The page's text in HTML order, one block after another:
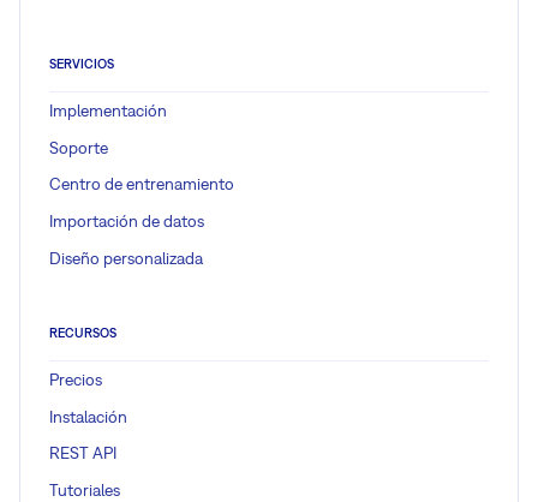
SERVICIOS
Implementación
Soporte
Centro de entrenamiento
Importación de datos
Diseño personalizada
RECURSOS
Precios
Instalación
REST API
Tutoriales